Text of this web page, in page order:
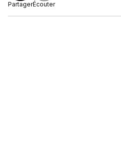
PartagerÉcouter